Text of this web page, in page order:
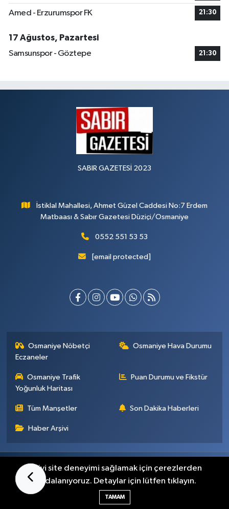
Amed - Erzurumspor FK 21:30
17 Ağustos, Pazartesi
Samsunspor - Göztepe
21:30
SABIR GAZETESİ 2023
İstiklal Mahallesi, Ahmet Güzel Caddesi No:7 Erdem
Matbaası & Sabır Gazetesi Düziçi/Osmaniye
0552 551 53 53
[email protected]
Osmaniye Nöbetçi
Eczaneler
Osmaniye Hava Durumu
Osmaniye Trafik
Yoğunluk Haritası
Puan Durumu ve Fikstür
Tüm Manşetler Son Dakika Haberleri
Haber Arşivi
Künye İletişim Gizlilik Sözleşmesi
Haber Yazılımı:
En iyi site deneyimi sağlamak için çerezlerden
faydalanıyoruz. Detaylar için lütfen tıklayın.
TAMAM